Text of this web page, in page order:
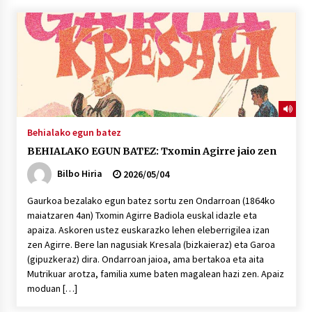
“Hiztegi bat” Gorka Urbizuk idatzitako letren
hiztegia
2026/07/23
Bakaikuko barnetegitik gazteek egindako saio
berezia
Tuba eta bonbardinoaren astea, Bilboko
Kontserbatorioan protagonista
2026/07/15
Behialako egun batez
BEHIALAKO EGUN BATEZ: Txomin Agirre jaio zen
Bilbo Hiria
2026/05/04
Gaurkoa bezalako egun batez sortu zen Ondarroan (1864ko
maiatzaren 4an) Txomin Agirre Badiola euskal idazle eta
apaiza. Askoren ustez euskarazko lehen eleberrigilea izan
zen Agirre. Bere lan nagusiak Kresala (bizkaieraz) eta Garoa
(gipuzkeraz) dira. Ondarroan jaioa, ama bertakoa eta aita
Mutrikuar arotza, familia xume baten magalean hazi zen. Apaiz
moduan […]